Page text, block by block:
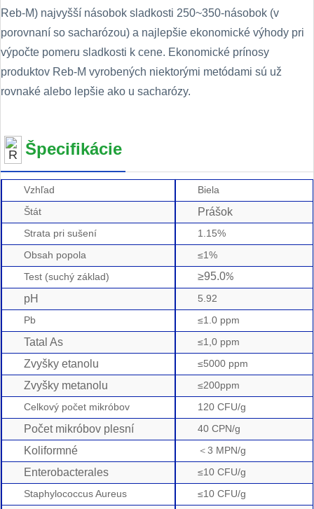
Reb-M) najvyšší násobok sladkosti 250~350-násobok (v
porovnaní so sacharózou) a najlepšie ekonomické výhody pri
výpočte pomeru sladkosti k cene. Ekonomické prínosy
produktov Reb-M vyrobených niektorými metódami sú už
rovnaké alebo lepšie ako u sacharózy.
Špecifikácie
Vzhľad
Biela
Štát
Prášok
Strata pri sušení
1.15%
Obsah popola
≤1%
Test (suchý základ)
≥95.0%
pH
5.92
Pb
≤1.0 ppm
Tatal As ≤1,0 ppm
Zvyšky etanolu ≤5000 ppm
Zvyšky metanolu
≤200ppm
Celkový počet mikróbov
120 CFU/g
Počet mikróbov plesní 40 CPN/g
Koliformné ＜3 MPN/g
Enterobacterales
≤10 CFU/g
Staphylococcus Aureus
≤10 CFU/g